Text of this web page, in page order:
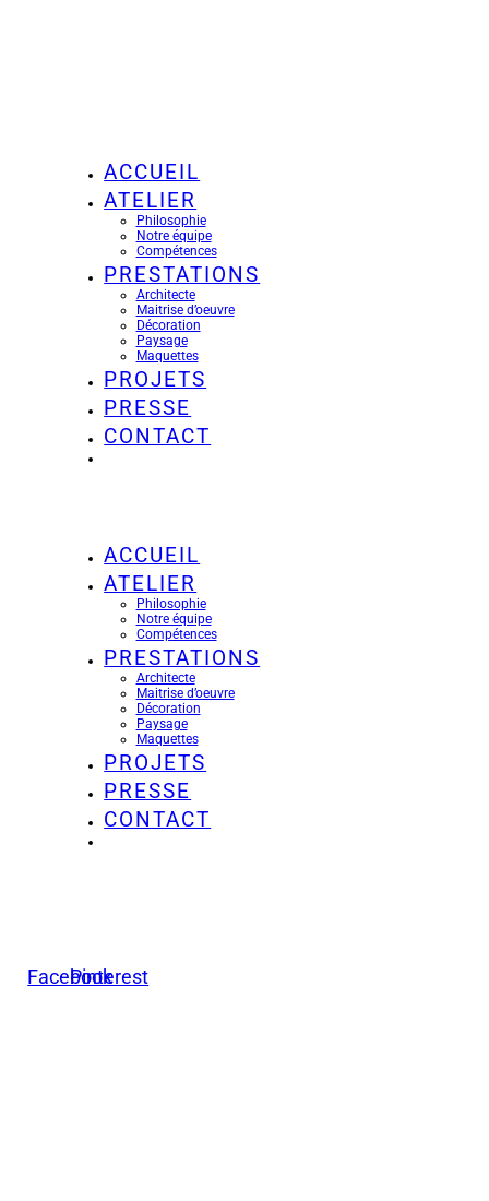
ACCUEIL
ATELIER
Philosophie
Notre équipe
Compétences
PRESTATIONS
Architecte
Maitrise d’oeuvre
Décoration
Paysage
Maquettes
PROJETS
PRESSE
CONTACT
ACCUEIL
ATELIER
Philosophie
Notre équipe
Compétences
PRESTATIONS
Architecte
Maitrise d’oeuvre
Décoration
Paysage
Maquettes
PROJETS
PRESSE
CONTACT
Facebook
Pinterest